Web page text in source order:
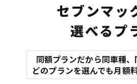
オイル交換 諸費用
セブンマッ
選べるプ
同額プランだから同車種
どのプランを選んでも月額